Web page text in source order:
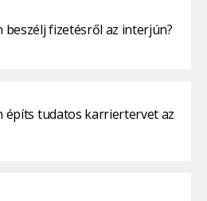
beszélj fizetésről az interjún?
építs tudatos karriertervet az